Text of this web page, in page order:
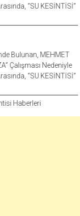
“SU KESİNTİSİ”
Bulunan, MEHMET
Çalışması Nedeniyle
“SU KESİNTİSİ”
Haberleri